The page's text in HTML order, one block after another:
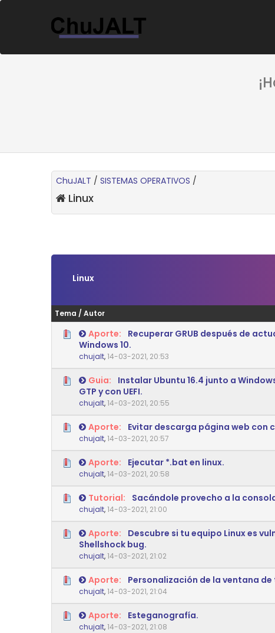
ChuJALT / SISTEMAS OPERATIVOS /
Linux
Linux
Tema / Autor
Aporte:
Recuperar GRUB después de
Windows 10.
chujalt,14-03-2021, 20:53
Guia:
Instalar Ubuntu 16.4 junto a
GTP y con UEFI.
chujalt,14-03-2021, 20:55
Aporte: Evitar descarga página web con
chujalt,14-03-2021, 20:570 voto(s) - Media 0 de 5
12345
Aporte: Ejecutar *.bat en linux.
chujalt,14-03-2021, 20:580 voto(s) - Media 0 de 5
1 2345
Tutorial: Sacándole provecho a la
chujalt,14-03-2021, 21:000 voto(s) - Media 0 de 5
12345
Aporte:
Descubre si tu equipo Linux es
Shellshock bug.
chujalt,14-03-2021, 21:02
0 voto(s) - Media 0 de 5
Aporte: Personalización de la ventana
chujalt,14-03-2021, 21:040 voto(s) - Media 0 de 5
123 45
Aporte: Esteganografía.
chujalt,14-03-2021, 21:080 voto(s) - Media 0 de 5